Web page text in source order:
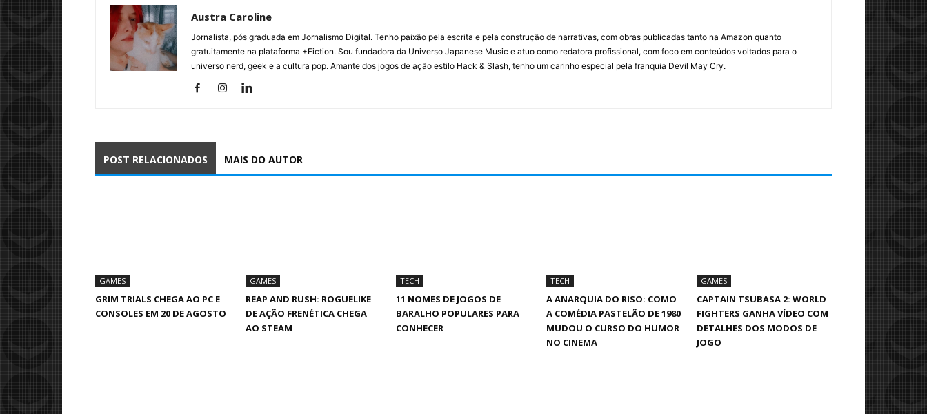
Austra Caroline
Jornalista, pós graduada em Jornalismo Digital. Tenho paixão pela escrita e pela construção de narrativas, com obras publicadas tanto na Amazon quanto
gratuitamente na plataforma +Fiction. Sou fundadora da Universo Japanese Music e atuo como redatora profissional, com foco em conteúdos voltados para o
universo nerd, geek e a cultura pop. Amante dos jogos de ação estilo Hack & Slash, tenho um carinho especial pela franquia Devil May Cry.
POST RELACIONADOS MAIS DO AUTOR
GAMES
GRIM TRIALS CHEGA AO PC E
CONSOLES EM 20 DE AGOSTO
GAMES
REAP AND RUSH: ROGUELIKE
DE AÇÃO FRENÉTICA CHEGA
AO STEAM
TECH
11 NOMES DE JOGOS DE
BARALHO POPULARES PARA
CONHECER
TECH
A ANARQUIA DO RISO: COMO
A COMÉDIA PASTELÃO DE 1980
MUDOU O CURSO DO HUMOR
NO CINEMA
GAMES
CAPTAIN TSUBASA 2: WORLD
FIGHTERS GANHA VÍDEO COM
DETALHES DOS MODOS DE
JOGO